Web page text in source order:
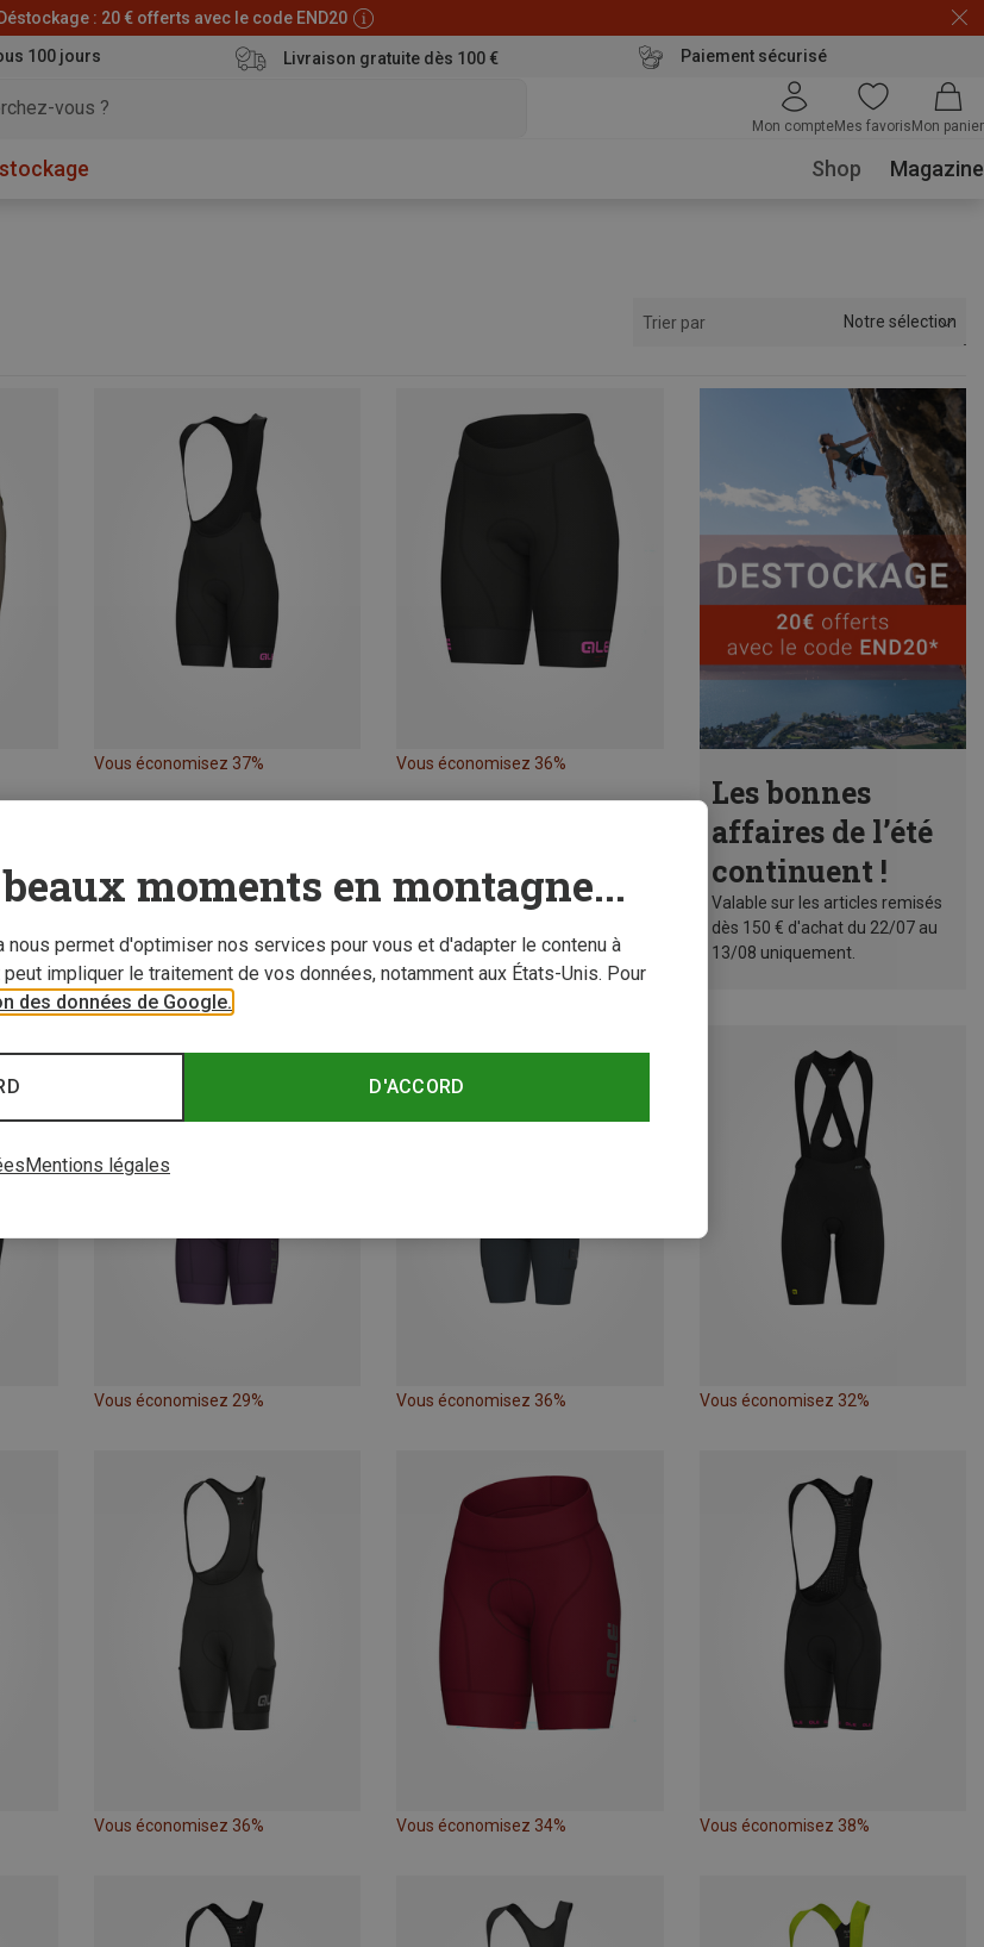
: 20 € offerts avec le code END20
100 jours Livraison gratuite dès 100 € Paiement sécurisé
Mon compteMes favoris Mon panier
Shop Magazine
Trier par Notre sélection
Vous économisez 37% Vous économisez 36%
Les bonnes
affaires de l’été
continuent !
Valable sur les articles remisés
dès 150 € d'achat du 22/07 au
13/08 uniquement.
Vous économisez 29% Vous économisez 36% Vous économisez 32%
Vous économisez 36% Vous économisez 34% Vous économisez 38%
moments en montagne...
nous permet d'optimiser nos services pour vous et d'adapter le contenu à
impliquer le traitement de vos données, notamment aux États-Unis. Pour
des données de Google.
D'ACCORD
Mentions légales